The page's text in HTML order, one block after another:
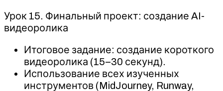
Урок 15. Финальный проект: создание AI-
видеоролика
Итоговое задание: создание короткого
видеоролика (15–30 секунд).
Использование всех изученных
инструментов (MidJourney, Runway,